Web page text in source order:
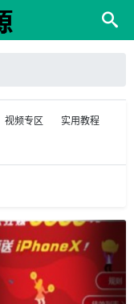
视频专区
实用教程